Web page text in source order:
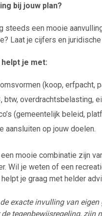
bij jouw plan?
steeds een mooie
Laat je cijfers en
je met:
(koop, erfpacht,
btw, overdrachtsbelasting,
(gemeentelijk beleid,
aansluiten op jouw doelen.
een mooie combinatie zijn
Wil je weten of een
helpt je graag met helder
exacte invulling van
tegenbewijsregeling,